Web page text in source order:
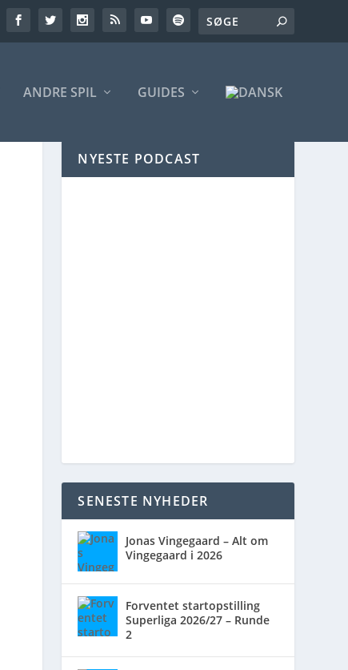
ANDRE SPIL GUIDES
NYESTE PODCAST
SENESTE NYHEDER
Jonas Vingegaard – Alt om
Vingegaard i 2026
Forventet startopstilling
Superliga 2026/27 – Runde
2